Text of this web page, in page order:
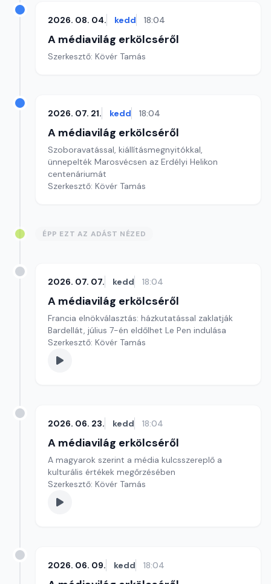
2026. 08. 04. kedd 18:04
A médiavilág erkölcséről
Szerkesztő: Kövér Tamás
2026. 07. 21. kedd 18:04
A médiavilág erkölcséről
Szoboravatással, kiállításmegnyitókkal,
ünnepelték Marosvécsen az Erdélyi Helikon
centenáriumát
Szerkesztő: Kövér Tamás
ÉPP EZT AZ ADÁST NÉZED
2026. 07. 07. kedd 18:04
A médiavilág erkölcséről
Francia elnökválasztás: házkutatással zaklatják
Bardellát, július 7-én eldőlhet Le Pen indulása
Szerkesztő: Kövér Tamás
2026. 06. 23. kedd 18:04
A médiavilág erkölcséről
A magyarok szerint a média kulcsszereplő a
kulturális értékek megőrzésében
Szerkesztő: Kövér Tamás
2026. 06. 09. kedd 18:04